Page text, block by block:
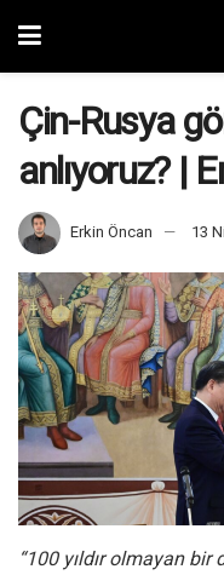
Çin-Rusya
anlıyoruz? |
Erkin Öncan 13
“100 yıldır olmayan